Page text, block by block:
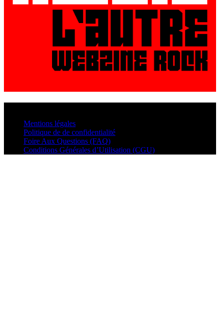
Mentions légales
Politique de de confidentialité
Foire Aux Questions (FAQ)
Conditions Générales d’Utilisation (CGU)